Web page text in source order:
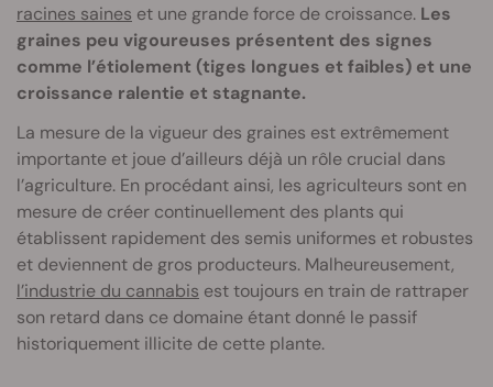
racines saines et une grande force de croissance. Les
graines peu vigoureuses présentent des signes
comme l’étiolement (tiges longues et faibles) et une
croissance ralentie et stagnante.
La mesure de la vigueur des graines est extrêmement
importante et joue d’ailleurs déjà un rôle crucial dans
l’agriculture. En procédant ainsi, les agriculteurs sont en
mesure de créer continuellement des plants qui
établissent rapidement des semis uniformes et robustes
et deviennent de gros producteurs. Malheureusement,
l’industrie du cannabis est toujours en train de rattraper
son retard dans ce domaine étant donné le passif
historiquement illicite de cette plante.